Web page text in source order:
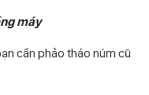
máy
cần phảo tháo núm cũ